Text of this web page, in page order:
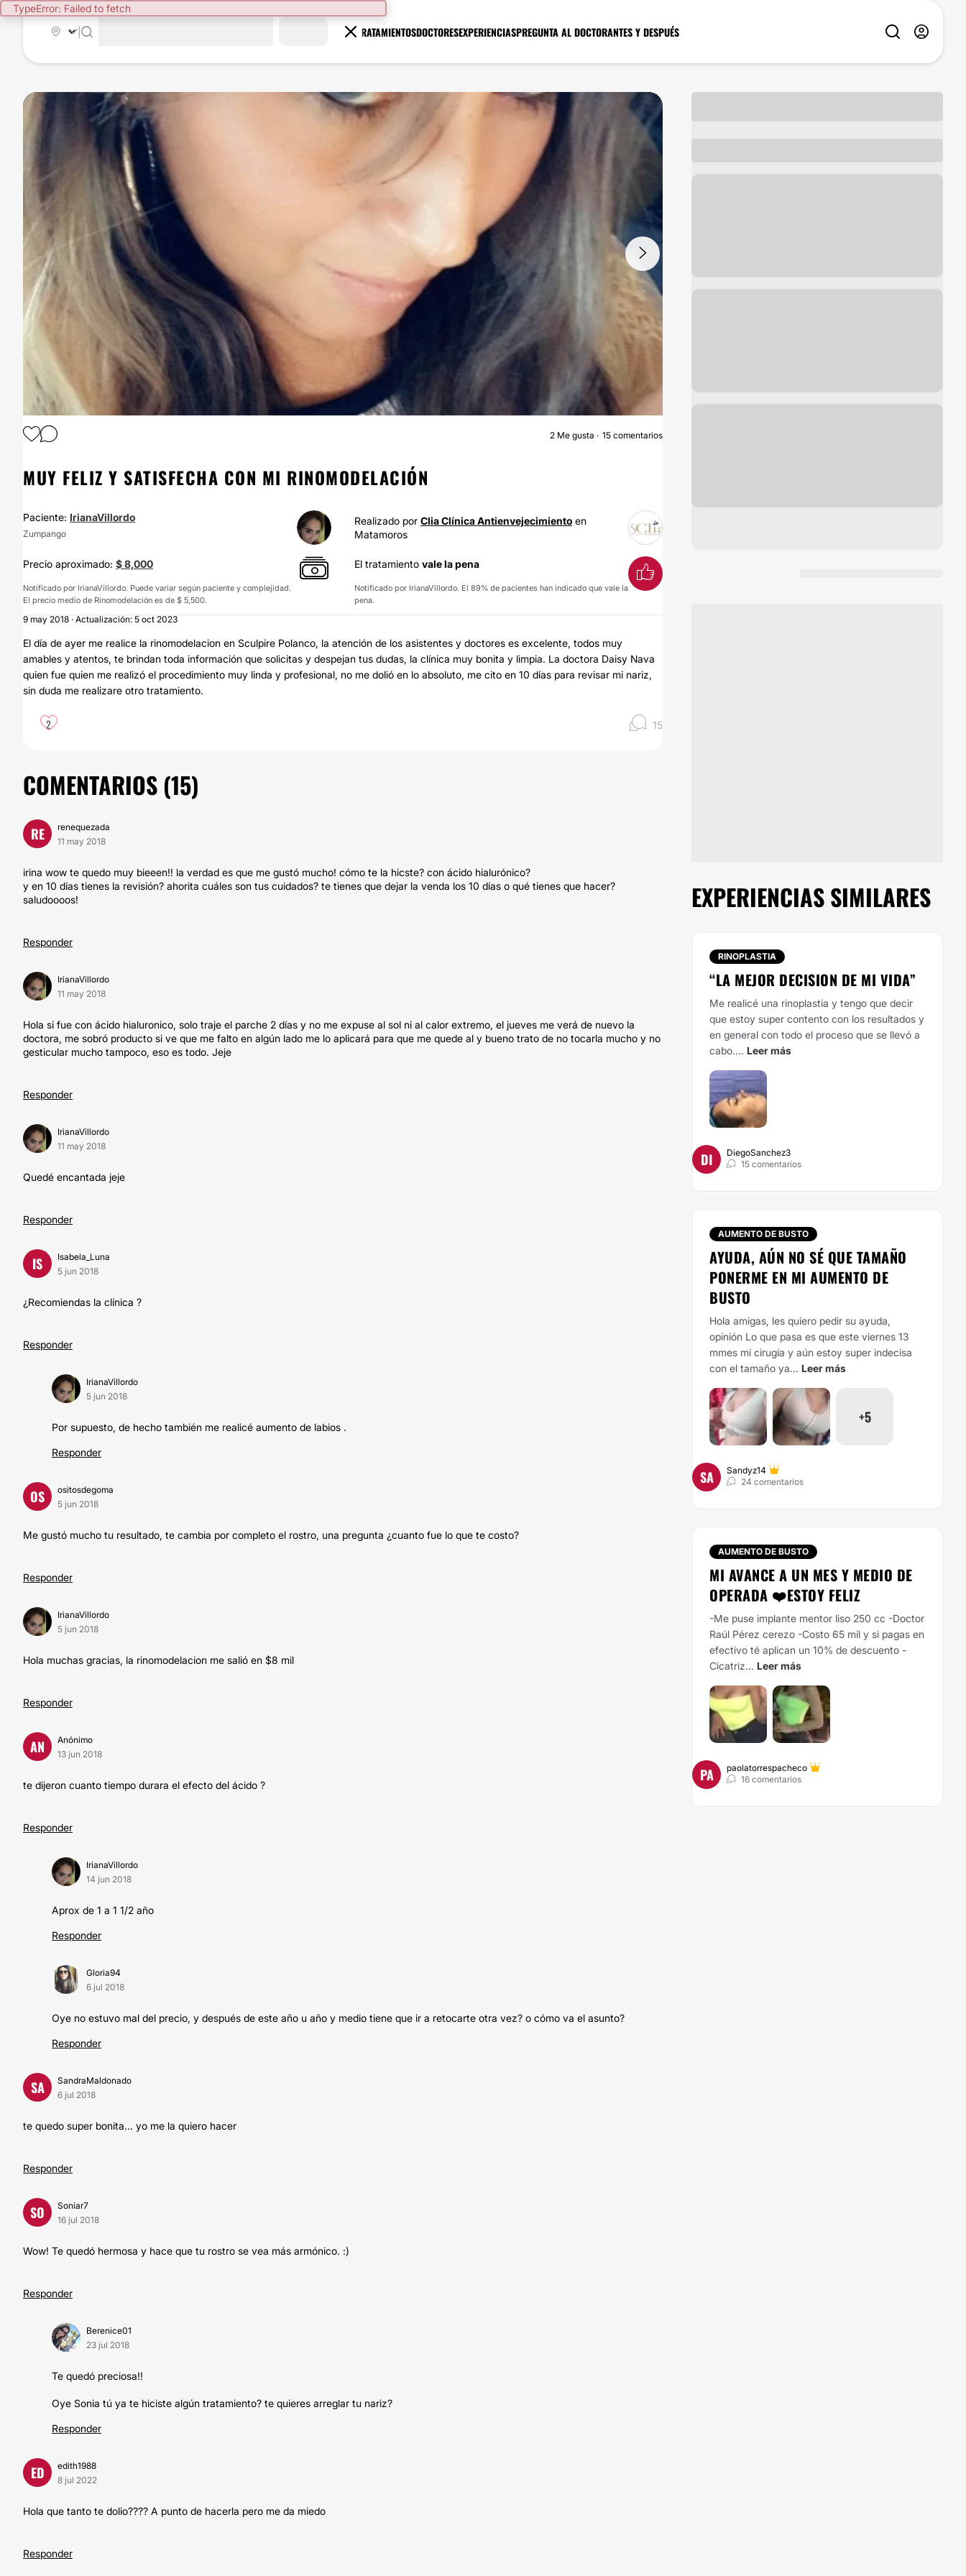
TypeError: Failed to fetch
TRATAMIENTOSDOCTORESEXPERIENCIASPREGUNTA AL DOCTORANTES Y DESPUÉS
RINOMODELACIÓN
2 Me gusta 15 comentarios
MUY FELIZ Y SATISFECHA CON MI RINOMODELACIÓN
Paciente: IrianaVillordo
Zumpango
Realizado por Clia Clínica Antienvejecimiento en
Matamoros
Precio aproximado: $ 8,000
Notificado por IrianaVillordo. Puede variar según paciente y complejidad.
El precio medio de Rinomodelación es de $ 5,500.
El tratamiento vale la pena
Notificado por IrianaVillordo. El 89% de pacientes han indicado que vale la
pena.
9 may 2018 · Actualización: 5 oct 2023
El día de ayer me realice la rinomodelacion en Sculpire Polanco, la atención de los asistentes y doctores es excelente, todos muy
amables y atentos, te brindan toda información que solicitas y despejan tus dudas, la clínica muy bonita y limpia. La doctora Daisy Nava
quien fue quien me realizó el procedimiento muy linda y profesional, no me dolió en lo absoluto, me cito en 10 días para revisar mi nariz,
sin duda me realizare otro tratamiento.
2 15
COMENTARIOS (15)
RE
renequezada
11 may 2018
irina wow te quedo muy bieeen!! la verdad es que me gustó mucho! cómo te la hicste? con ácido hialurónico?
y en 10 días tienes la revisión? ahorita cuáles son tus cuidados? te tienes que dejar la venda los 10 días o qué tienes que hacer?
saludoooos!
Responder
IrianaVillordo
11 may 2018
Hola si fue con ácido hialuronico, solo traje el parche 2 días y no me expuse al sol ni al calor extremo, el jueves me verá de nuevo la
doctora, me sobró producto si ve que me falto en algún lado me lo aplicará para que me quede al y bueno trato de no tocarla mucho y no
gesticular mucho tampoco, eso es todo. Jeje
Responder
IrianaVillordo
11 may 2018
Quedé encantada jeje
Responder
IS
Isabela_Luna
5 jun 2018
¿Recomiendas la clínica ?
Responder
IrianaVillordo
5 jun 2018
Por supuesto, de hecho también me realicé aumento de labios .
Responder
OS
ositosdegoma
5 jun 2018
Me gustó mucho tu resultado, te cambia por completo el rostro, una pregunta ¿cuanto fue lo que te costo?
Responder
IrianaVillordo
5 jun 2018
Hola muchas gracias, la rinomodelacion me salió en $8 mil
Responder
AN
Anónimo
13 jun 2018
te dijeron cuanto tiempo durara el efecto del ácido ?
Responder
IrianaVillordo
14 jun 2018
Aprox de 1 a 1 1/2 año
Responder
Gloria94
6 jul 2018
Oye no estuvo mal del precio, y después de este año u año y medio tiene que ir a retocarte otra vez? o cómo va el asunto?
Responder
SA
SandraMaldonado
6 jul 2018
te quedo super bonita... yo me la quiero hacer
Responder
SO
Soniar7
16 jul 2018
Wow! Te quedó hermosa y hace que tu rostro se vea más armónico. :)
Responder
Berenice01
23 jul 2018
Te quedó preciosa!!
Oye Sonia tú ya te hiciste algún tratamiento? te quieres arreglar tu nariz?
Responder
ED
edith1988
8 jul 2022
Hola que tanto te dolio???? A punto de hacerla pero me da miedo
Responder
EXPERIENCIAS SIMILARES
RINOPLASTIA
“LA MEJOR DECISION DE MI VIDA”
Me realicé una rinoplastia y tengo que decir
que estoy super contento con los resultados y
en general con todo el proceso que se llevó a
cabo.... Leer más
DI
DiegoSanchez3
15 comentarios
AUMENTO DE BUSTO
AYUDA, AÚN NO SÉ QUE TAMAÑO
PONERME EN MI AUMENTO DE
BUSTO
Hola amigas, les quiero pedir su ayuda,
opinión Lo que pasa es que este viernes 13
mmes mi cirugía y aún estoy super indecisa
con el tamaño ya... Leer más
+5
SA
Sandyz14
24 comentarios
AUMENTO DE BUSTO
MI AVANCE A UN MES Y MEDIO DE
OPERADA ❤️ESTOY FELIZ
-Me puse implante mentor liso 250 cc -Doctor
Raúl Pérez cerezo -Costo 65 mil y si pagas en
efectivo té aplican un 10% de descuento -
Cicatriz... Leer más
PA
paolatorrespacheco
16 comentarios